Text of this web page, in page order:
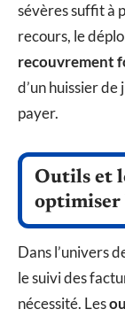
sévères suffit à
recours, le
recouvrement
d’un huissier
payer.
Outils et
optimiser
Dans l’univers
le suivi des
nécessité. Les